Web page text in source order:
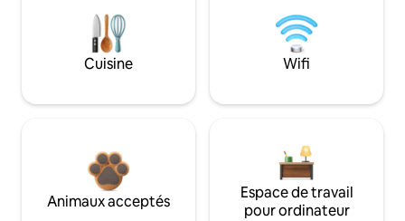
Cuisine Wifi
Animaux acceptés
Espace de travail
pour ordinateur